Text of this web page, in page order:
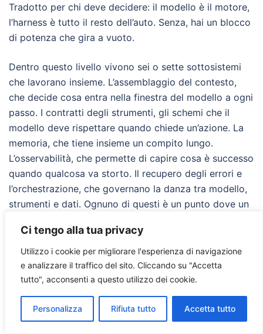
Ci tengo alla tua privacy
Utilizzo i cookie per migliorare l'esperienza di navigazione
e analizzare il traffico del sito. Cliccando su "Accetta
tutto", acconsenti a questo utilizzo dei cookie.
Personalizza Rifiuta tutto Accetta tutto
Tradotto per chi deve decidere: il modello è il motore,
l’harness è tutto il resto dell’auto. Senza, hai un blocco
di potenza che gira a vuoto.
Dentro questo livello vivono sei o sette sottosistemi
che lavorano insieme. L’assemblaggio del contesto,
che decide cosa entra nella finestra del modello a ogni
passo. I contratti degli strumenti, gli schemi che il
modello deve rispettare quando chiede un’azione. La
memoria, che tiene insieme un compito lungo.
L’osservabilità, che permette di capire cosa è successo
quando qualcosa va storto. Il recupero degli errori e
l’orchestrazione, che governano la danza tra modello,
strumenti e dati. Ognuno di questi è un punto dove un
System design per un runtime che
hallucina
C’è un’obiezione che chi ha background da systems
engineer fa appena sente “harness engineering”:
questo lo facciamo da decenni. Loop che persistono lo